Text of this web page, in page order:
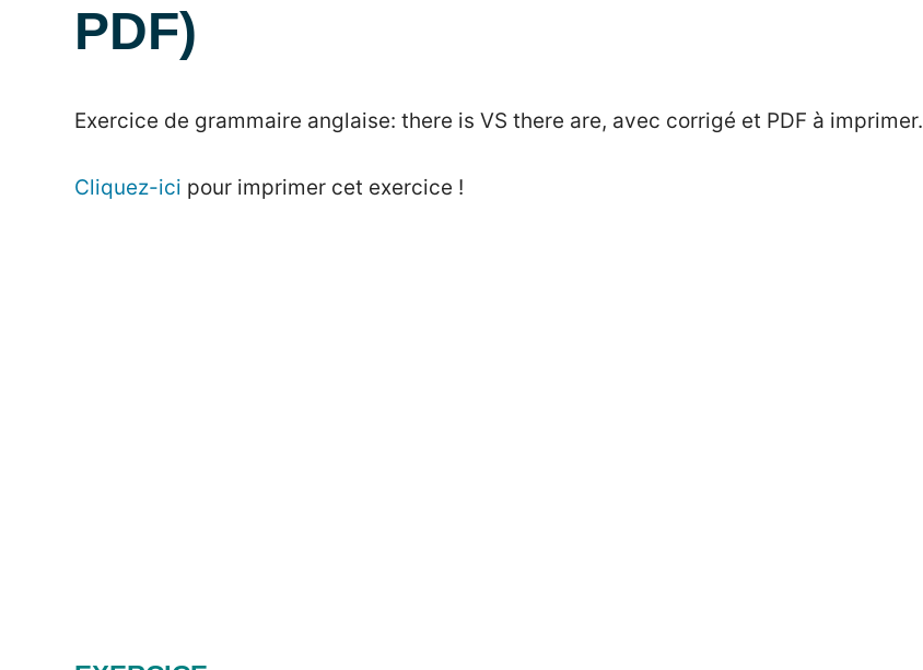
PDF)
on
mai
Mat
Exercices
Exercice de grammaire anglaise: there is VS there are, avec corrigé et PDF à imprimer.
Cliquez-ici pour imprimer cet exercice !